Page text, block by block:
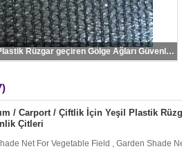
Tarım / Carport / Çiftlik İçin Yeşil Plastik Rüzgar geçiren Gölge Ağları Güvenlik Çitleri
/ Carport / Çiftlik İçin Yeşil Plastik
Çitleri
Net For Vegetable Field , Garden Shade